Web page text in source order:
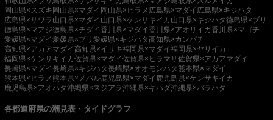
岡山県×スズキ 岡山県×マダイ 岡山県×ヒラメ 広島県×マダイ 広島県×キジハタ
広島県×サワラ 山口県×マダイ 山口県×ケンサキイカ 山口県×キジハタ徳島県×ブリ
徳島県×マアジ徳島県×チダイ香川県×マダイ香川県×アオリイカ香川県×マゴチ
愛媛県×マダイ愛媛県×ブリ 愛媛県×キジハタ高知県×カンパチ
高知県×アカアマダイ高知県×イサキ福岡県×マダイ福岡県×ヤリイカ
福岡県×ケンサキイカ佐賀県×マダイ佐賀県×ヒラマサ佐賀県×アカアマダイ
長崎県×マダイ長崎県×キジハタ長崎県×オオモンハタ 熊本県×マダイ
熊本県×ヒラメ 熊本県×メバル鹿児島県×マダイ 鹿児島県×ケンサキイカ
鹿児島県×アオハタ沖縄県×スジアラ沖縄県×キハダ沖縄県×バラハタ
各都道府県の潮見表・タイドグラフ